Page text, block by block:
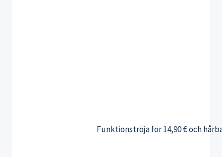
Funktionströja för 14,90 € och